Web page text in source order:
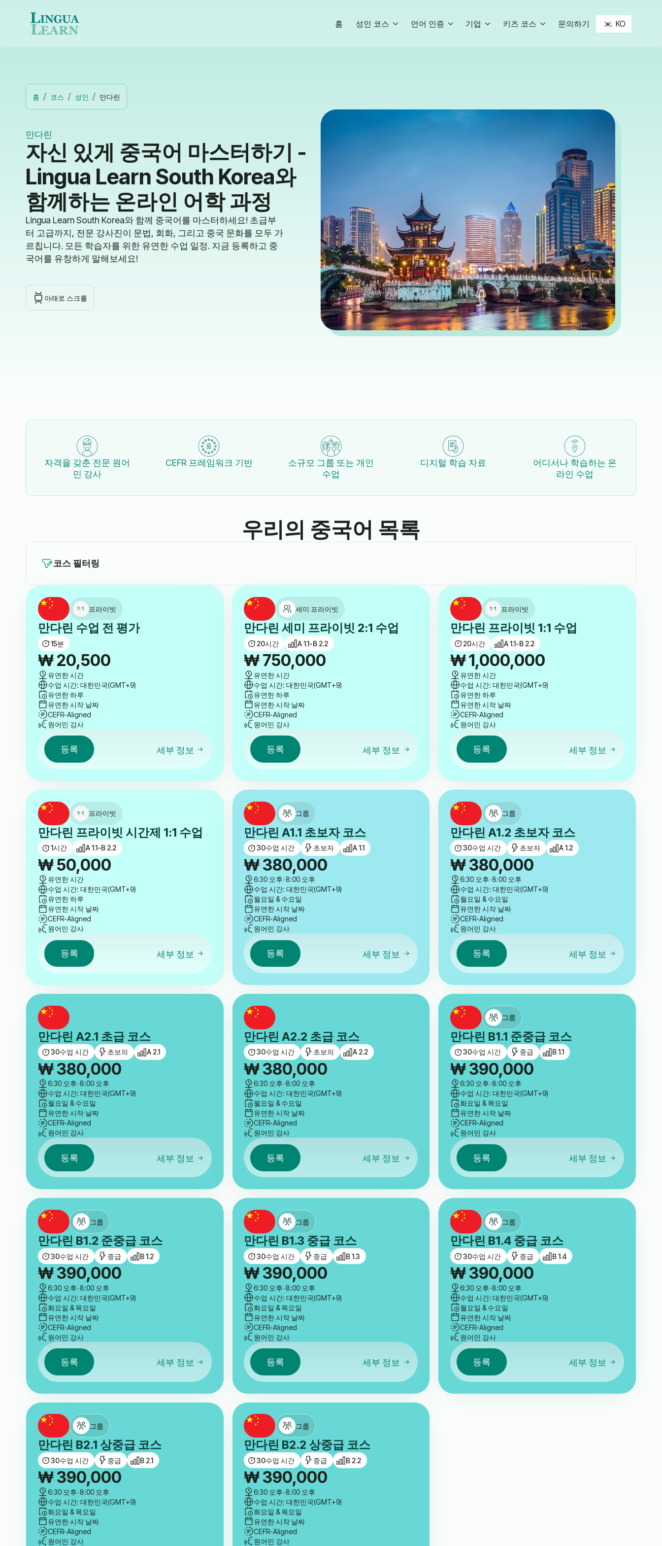
홈 성인 코스 언어 인증 기업 키즈 코스 문의하기 KO
홈 코스 성인 만다린
만다린
자신 있게 중국어 마스터하기 -
Lingua Learn South Korea와
함께하는 온라인 어학 과정
Lingua Learn South Korea와 함께 중국어를 마스터하세요! 초급부
터 고급까지, 전문 강사진이 문법, 회화, 그리고 중국 문화를 모두 가
르칩니다. 모든 학습자를 위한 유연한 수업 일정. 지금 등록하고 중
국어를 유창하게 말해보세요!
아래로 스크롤
우리의 중국어 목록
자격을 갖춘 전문 원어
민 강사
CEFR 프레임워크 기반
소규모 그룹 또는 개인
수업
디지털 학습 자료
어디서나 학습하는 온
라인 수업
코스 필터링
프라이빗
만다린 수업 전 평가
15분
₩20,500
유연한 시간
수업 시간: 대한민국(GMT+9)
유연한 하루
유연한 시작 날짜
CEFR-Aligned
원어민 강사
등록 세부 정보
세미 프라이빗
만다린 세미 프라이빗 2:1 수업
20시간 A 1.1-B 2.2
₩750,000
유연한 시간
수업 시간: 대한민국(GMT+9)
유연한 하루
유연한 시작 날짜
CEFR-Aligned
원어민 강사
등록 세부 정보
프라이빗
만다린 프라이빗 1:1 수업
20시간 A 1.1-B 2.2
₩1,000,000
유연한 시간
수업 시간: 대한민국(GMT+9)
유연한 하루
유연한 시작 날짜
CEFR-Aligned
원어민 강사
등록 세부 정보
프라이빗
만다린 프라이빗 시간제 1:1 수업
1시간 A 1.1-B 2.2
₩50,000
유연한 시간
수업 시간: 대한민국(GMT+9)
유연한 하루
유연한 시작 날짜
CEFR-Aligned
원어민 강사
등록 세부 정보
그룹
만다린 A1.1 초보자 코스
30수업 시간 초보자 A 1.1
₩380,000
6:30 오후-8:00 오후
수업 시간: 대한민국(GMT+9)
월요일 & 수요일
유연한 시작 날짜
CEFR-Aligned
원어민 강사
등록 세부 정보
그룹
만다린 A1.2 초보자 코스
30수업 시간 초보자 A 1.2
₩380,000
6:30 오후-8:00 오후
수업 시간: 대한민국(GMT+9)
월요일 & 수요일
유연한 시작 날짜
CEFR-Aligned
원어민 강사
등록 세부 정보
만다린 A2.1 초급 코스
30수업 시간 초보의 A 2.1
₩380,000
6:30 오후-8:00 오후
수업 시간: 대한민국(GMT+9)
월요일 & 수요일
유연한 시작 날짜
CEFR-Aligned
원어민 강사
등록 세부 정보
만다린 A2.2 초급 코스
30수업 시간 초보의 A 2.2
₩380,000
6:30 오후-8:00 오후
수업 시간: 대한민국(GMT+9)
월요일 & 수요일
유연한 시작 날짜
CEFR-Aligned
원어민 강사
등록 세부 정보
그룹
만다린 B1.1 준중급 코스
30수업 시간 중급 B 1.1
₩390,000
6:30 오후-8:00 오후
수업 시간: 대한민국(GMT+9)
화요일 & 목요일
유연한 시작 날짜
CEFR-Aligned
원어민 강사
등록 세부 정보
그룹
만다린 B1.2 준중급 코스
30수업 시간 중급 B 1.2
₩390,000
6:30 오후-8:00 오후
수업 시간: 대한민국(GMT+9)
화요일 & 목요일
유연한 시작 날짜
CEFR-Aligned
원어민 강사
등록 세부 정보
그룹
만다린 B1.3 중급 코스
30수업 시간 중급 B 1.3
₩390,000
6:30 오후-8:00 오후
수업 시간: 대한민국(GMT+9)
화요일 & 목요일
유연한 시작 날짜
CEFR-Aligned
원어민 강사
등록 세부 정보
그룹
만다린 B1.4 중급 코스
30수업 시간 중급 B 1.4
₩390,000
6:30 오후-8:00 오후
수업 시간: 대한민국(GMT+9)
월요일 & 수요일
유연한 시작 날짜
CEFR-Aligned
원어민 강사
등록 세부 정보
그룹
만다린 B2.1 상중급 코스
30수업 시간 중급 B 2.1
₩390,000
6:30 오후-8:00 오후
수업 시간: 대한민국(GMT+9)
화요일 & 목요일
유연한 시작 날짜
CEFR-Aligned
원어민 강사
그룹
만다린 B2.2 상중급 코스
30수업 시간 중급 B 2.2
₩390,000
6:30 오후-8:00 오후
수업 시간: 대한민국(GMT+9)
화요일 & 목요일
유연한 시작 날짜
CEFR-Aligned
원어민 강사